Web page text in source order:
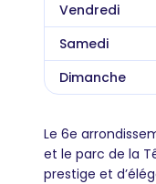
Vendredi
Samedi
Dimanche
Le 6e
et le parc de la
prestige et